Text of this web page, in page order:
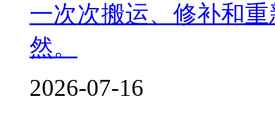
一次次搬运、修补和
然。
2026-07-16